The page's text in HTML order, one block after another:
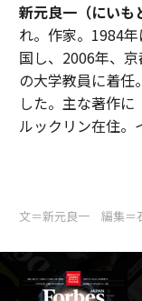
新元良一（にいも
れ。作家。1984
国し、2006年、京
の大学教員に着任
した。主な著作
ルックリン在住
文＝新元良一 編集＝